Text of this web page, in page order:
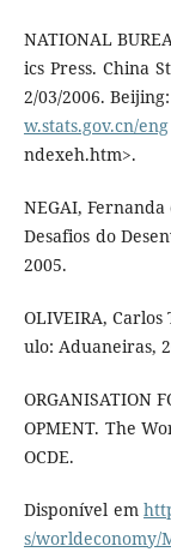
NATIONAL
ics Press. China
2/03/2006.
w.stats.gov.cn/eng
ndexeh.htm>.
NEGAI,
Desafios do
2005.
OLIVEIRA, Carlos
ulo: Aduaneiras,
ORGANISATION
OPMENT. The
OCDE.
Disponível em
s/worldeconomy/